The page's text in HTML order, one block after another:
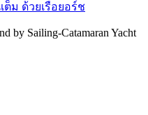
ต็ม ด้วยเรือยอร์ช
by Sailing-Catamaran Yacht